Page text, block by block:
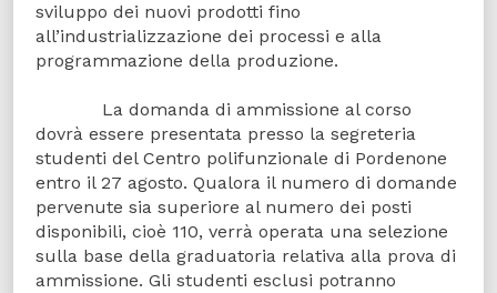
sviluppo dei nuovi prodotti fino
all’industrializzazione dei processi e alla
programmazione della produzione.
La domanda di ammissione al corso
dovrà essere presentata presso la segreteria
studenti del Centro polifunzionale di Pordenone
entro il 27 agosto. Qualora il numero di domande
pervenute sia superiore al numero dei posti
disponibili, cioè 110, verrà operata una selezione
sulla base della graduatoria relativa alla prova di
ammissione. Gli studenti esclusi potranno